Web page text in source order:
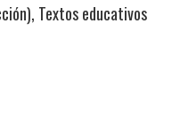
Textos educativos